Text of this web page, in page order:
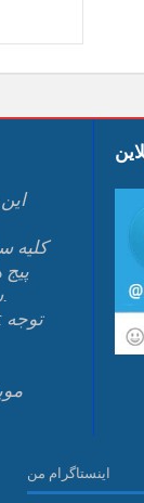
سازمان ها پذیرفته می شود.
اینستاگرام من